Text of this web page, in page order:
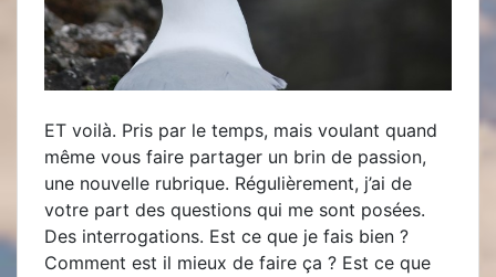
ET voilà. Pris par le temps, mais voulant quand
même vous faire partager un brin de passion,
une nouvelle rubrique. Régulièrement, j’ai de
votre part des questions qui me sont posées.
Des interrogations. Est ce que je fais bien ?
Comment est il mieux de faire ça ? Est ce que